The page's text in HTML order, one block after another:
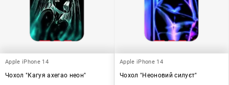
Apple iPhone 14
Чохол "Кагуя ахегао неон"
Apple iPhone 14
Чохол "Неоновий силуєт"